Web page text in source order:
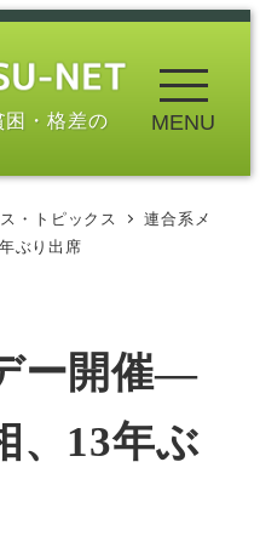
・格差の MENU
・トピックス
連合系メ
ぶり出席
ー開催―
、13年ぶ